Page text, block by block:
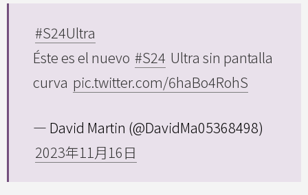
#S24Ultra
Éste es el nuevo #S24 Ultra sin pantalla
curva pic.twitter.com/6haBo4RohS
— David Martin (@DavidMa05368498)
2023年11月16日